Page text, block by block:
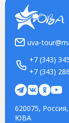
uva-
+7 (343)
+7 (343)
620075,
ЮВА